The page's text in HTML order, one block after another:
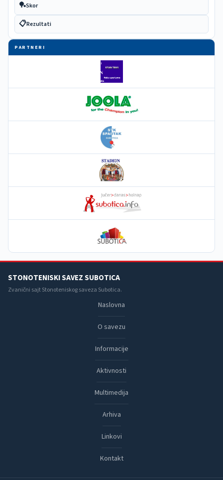
🏓Skor
📋Rezultati
PARTNERI
STONOTENISKI SAVEZ SUBOTICA
Zvanični sajt Stonoteniskog saveza Subotica.
Naslovna
O savezu
Informacije
Aktivnosti
Multimedija
Arhiva
Linkovi
Kontakt